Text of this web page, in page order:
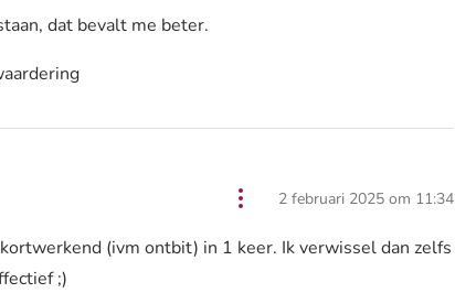
dat bevalt me beter.
2 februari 2025 om 11:34
(ivm ontbit) in 1 keer. Ik verwissel dan zelfs
;)